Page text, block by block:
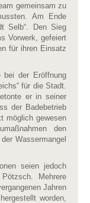
gemeinsam zu
Am Ende
Selb“. Den Sieg
Vorwerk, gefeiert
für ihren Einsatz
bei der Eröffnung
für die Stadt.
er in seiner
der Badebetrieb
möglich gewesen
den
Wassermangel
seien jedoch
Mehrere
Jahren
worden,